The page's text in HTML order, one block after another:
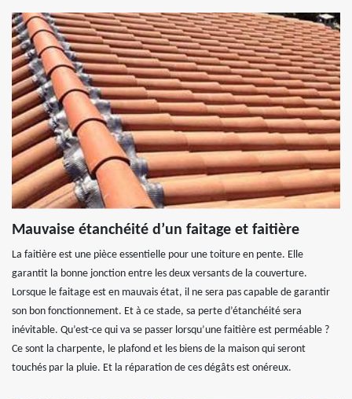
Mauvaise étanchéité d’un faitage et faitière
La faitière est une pièce essentielle pour une toiture en pente. Elle
garantit la bonne jonction entre les deux versants de la couverture.
Lorsque le faitage est en mauvais état, il ne sera pas capable de garantir
son bon fonctionnement. Et à ce stade, sa perte d’étanchéité sera
inévitable. Qu’est-ce qui va se passer lorsqu’une faitière est perméable ?
Ce sont la charpente, le plafond et les biens de la maison qui seront
touchés par la pluie. Et la réparation de ces dégâts est onéreux.